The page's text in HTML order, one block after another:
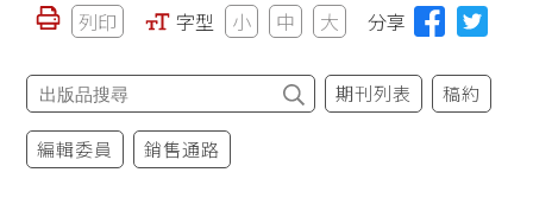
列印 字型 小 中 大 分享
期刊列表 稿約
編輯委員 銷售通路